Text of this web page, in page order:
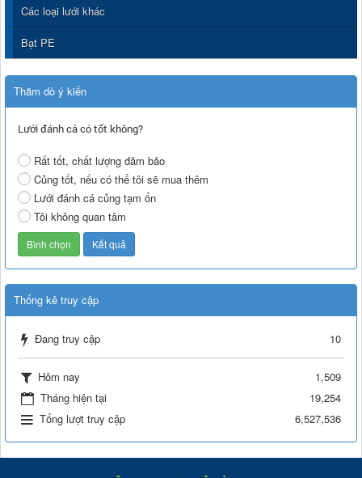
Các loại lưới khác
Bạt PE
Thăm dò ý kiến
Lưới đánh cá có tốt không?
Rất tốt, chất lượng đảm bảo
Củng tốt, nếu có thể tôi sẽ mua thêm
Lưới đánh cá củng tạm ổn
Tôi không quan tâm
Thống kê truy cập
Đang truy cập 10
Hôm nay
1,509
Tháng hiện tại
19,254
Tổng lượt truy cập
6,527,536